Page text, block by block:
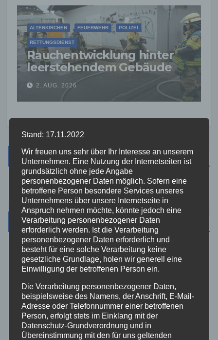
ALTENKIRCHEN FEUERWEHR POLIZEI
RETTUNGSDIENST
Rauchentwicklung hinter
leerstehendem Gebäude
sorgt für Feuerwehreinsatz
2. AUG. 2026
Suche
Kategorien
Aktuelles
Altenkirchen
Bundespolizei
Stand: 17.11.2022
Wir freuen uns sehr über Ihr Interesse an unserem
Unternehmen. Eine Nutzung der Internetseiten ist
grundsätzlich ohne jede Angabe
personenbezogener Daten möglich. Sofern eine
betroffene Person besondere Services unseres
Unternehmens über unsere Internetseite in
Anspruch nehmen möchte, könnte jedoch eine
Verarbeitung personenbezogener Daten
erforderlich werden. Ist die Verarbeitung
personenbezogener Daten erforderlich und
besteht für eine solche Verarbeitung keine
gesetzliche Grundlage, holen wir generell eine
Einwilligung der betroffenen Person ein.
Die Verarbeitung personenbezogener Daten,
beispielsweise des Namens, der Anschrift, E-Mail-
Adresse oder Telefonnummer einer betroffenen
Person, erfolgt stets im Einklang mit der
Datenschutz-Grundverordnung und in
Übereinstimmung mit den für uns geltenden